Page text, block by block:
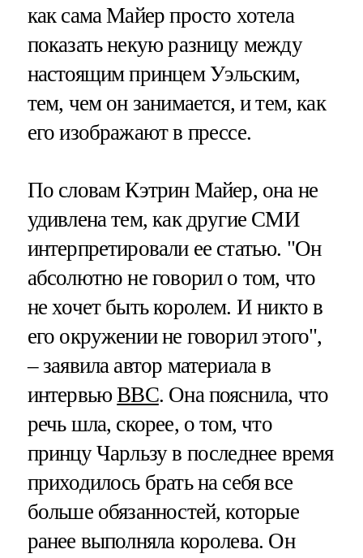
как сама Майер просто хотела
показать некую разницу между
настоящим принцем Уэльским,
тем, чем он занимается, и тем, как
его изображают в прессе.
По словам Кэтрин Майер, она не
удивлена тем, как другие СМИ
интерпретировали ее статью. "Он
абсолютно не говорил о том, что
не хочет быть королем. И никто в
его окружении не говорил этого",
– заявила автор материала в
интервьюBBC. Она пояснила, что
речь шла, скорее, о том, что
принцу Чарльзу в последнее время
приходилось брать на себя все
больше обязанностей, которые
ранее выполняла королева. Он